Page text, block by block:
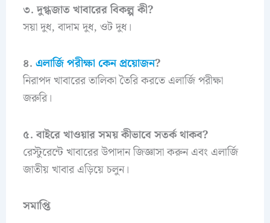
৩. দুগ্ধজাত খাবারের বিকল্প কী?
সয়া দুধ, বাদাম দুধ, ওট দুধ।
৪. এলার্জি পরীক্ষা কেন প্রয়োজন?
নিরাপদ খাবারের তালিকা তৈরি করতে এলার্জি পরীক্ষা
জরুরি।
৫. বাইরে খাওয়ার সময় কীভাবে সতর্ক থাকব?
রেস্টুরেন্টে খাবারের উপাদান জিজ্ঞাসা করুন এবং এলার্জি
জাতীয় খাবার এড়িয়ে চলুন।
সমাপ্তি